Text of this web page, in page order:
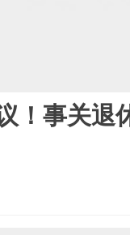
！事关退